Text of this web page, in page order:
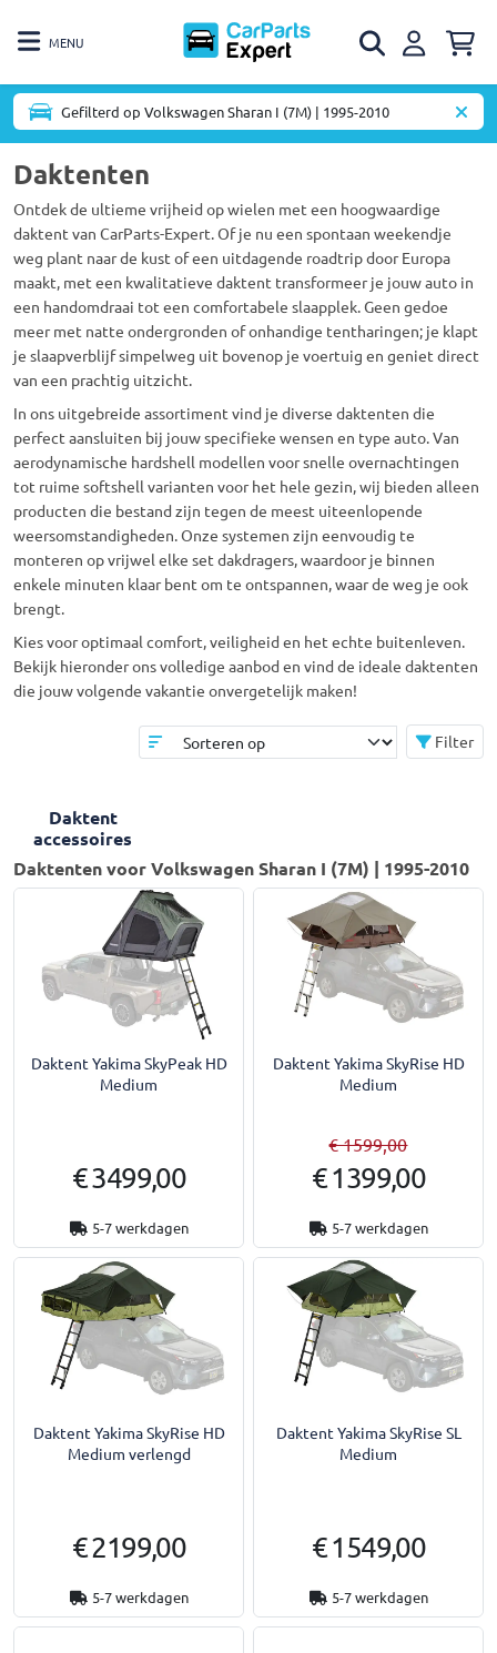
MENU
Gefilterd op Volkswagen Sharan I (7M) | 1995-2010
Daktenten
Ontdek de ultieme vrijheid op wielen met een hoogwaardige
daktent van CarParts-Expert. Of je nu een spontaan weekendje
weg plant naar de kust of een uitdagende roadtrip door Europa
maakt, met een kwalitatieve daktent transformeer je jouw auto in
een handomdraai tot een comfortabele slaapplek. Geen gedoe
meer met natte ondergronden of onhandige tentharingen; je klapt
je slaapverblijf simpelweg uit bovenop je voertuig en geniet direct
van een prachtig uitzicht.
In ons uitgebreide assortiment vind je diverse daktenten die
perfect aansluiten bij jouw specifieke wensen en type auto. Van
aerodynamische hardshell modellen voor snelle overnachtingen
tot ruime softshell varianten voor het hele gezin, wij bieden alleen
producten die bestand zijn tegen de meest uiteenlopende
weersomstandigheden. Onze systemen zijn eenvoudig te
monteren op vrijwel elke set dakdragers, waardoor je binnen
enkele minuten klaar bent om te ontspannen, waar de weg je ook
brengt.
Kies voor optimaal comfort, veiligheid en het echte buitenleven.
Bekijk hieronder ons volledige aanbod en vind de ideale daktenten
die jouw volgende vakantie onvergetelijk maken!
Filter
Daktent
accessoires
Daktenten voor Volkswagen Sharan I (7M) | 1995-2010
Daktent Yakima SkyPeak HD
Medium
€ 3499,00
5-7 werkdagen
Daktent Yakima SkyRise HD
Medium
€ 1599,00
€ 1399,00
5-7 werkdagen
Daktent Yakima SkyRise HD
Medium verlengd
€ 2199,00
5-7 werkdagen
Daktent Yakima SkyRise SL
Medium
€ 1549,00
5-7 werkdagen